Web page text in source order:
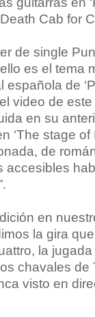
Cab for
de single
es el tema
de
video de
en su
‘The stage of
de
en
la gira
la
chavales de
visto en